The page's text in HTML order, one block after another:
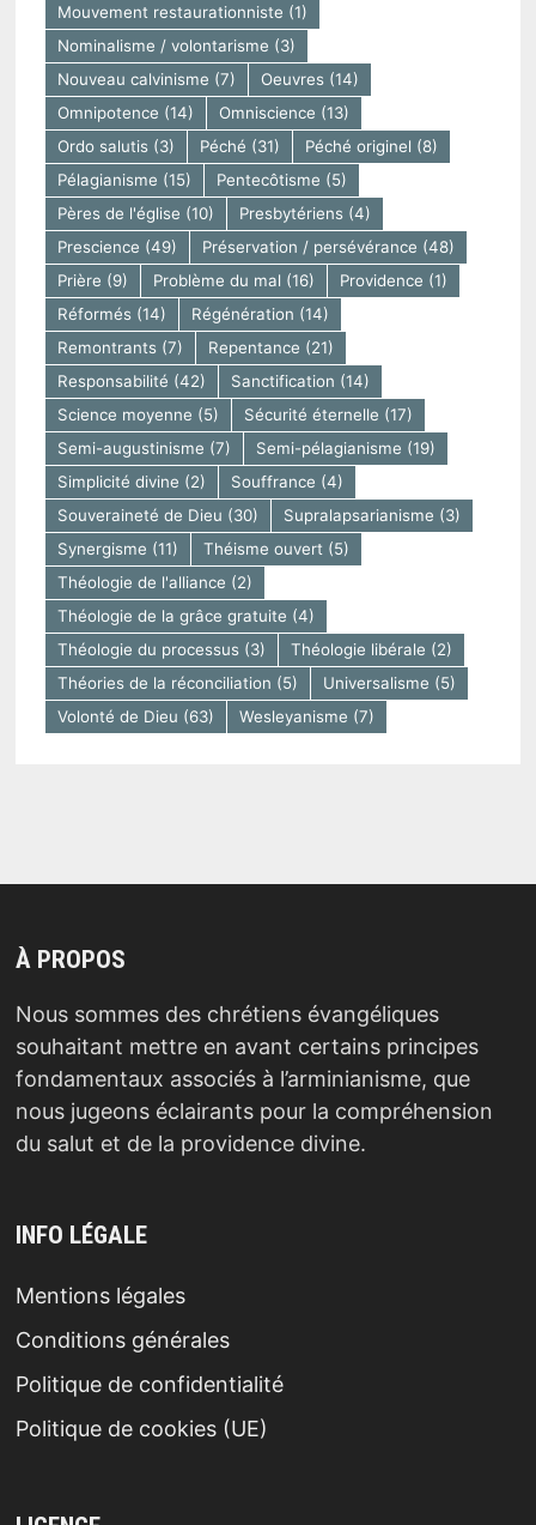
Mouvement restaurationniste (1)
Nominalisme / volontarisme (3)
Nouveau calvinisme (7) Oeuvres(14)
Omnipotence (14) Omniscience (13)
Ordo salutis(3) Péché (31) Péché originel (8)
Pélagianisme (15) Pentecôtisme (5)
Pères de l'église (10) Presbytériens(4)
Prescience (49) Préservation / persévérance (48)
Prière (9) Problème du mal (16) Providence (1)
Réformés(14) Régénération (14)
Remontrants(7) Repentance (21)
Responsabilité (42) Sanctification (14)
Science moyenne (5) Sécurité éternelle (17)
Semi-augustinisme (7) Semi-pélagianisme (19)
Simplicité divine (2) Souffrance (4)
Souveraineté de Dieu (30) Supralapsarianisme (3)
Synergisme (11) Théisme ouvert(5)
Théologie de l'alliance (2)
Théologie de la grâce gratuite (4)
Théologie du processus(3) Théologie libérale (2)
Théories de la réconciliation (5) Universalisme (5)
Volonté de Dieu (63) Wesleyanisme (7)
À PROPOS
Nous sommes des chrétiens évangéliques
souhaitant mettre en avant certains principes
fondamentaux associés à l’arminianisme, que
nous jugeons éclairants pour la compréhension
du salut et de la providence divine.
INFO LÉGALE
Mentions légales
Conditions générales
Politique de confidentialité
Politique de cookies (UE)